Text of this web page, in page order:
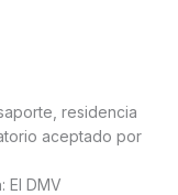
residencia
aceptado por
: El DMV